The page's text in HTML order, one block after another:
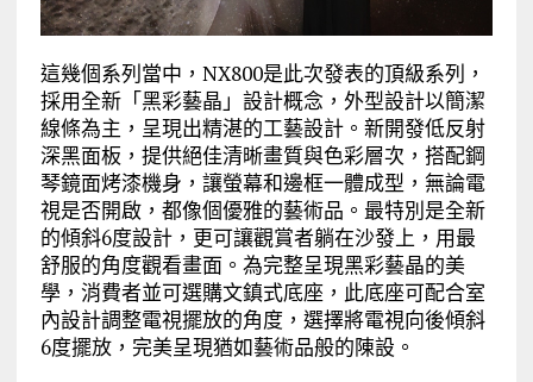
這幾個系列當中，NX800是此次發表的頂級系列，
採用全新「黑彩藝晶」設計概念，外型設計以簡潔
線條為主，呈現出精湛的工藝設計。新開發低反射
深黑面板，提供絕佳清晰畫質與色彩層次，搭配鋼
琴鏡面烤漆機身，讓螢幕和邊框一體成型，無論電
視是否開啟，都像個優雅的藝術品。最特別是全新
的傾斜6度設計，更可讓觀賞者躺在沙發上，用最
舒服的角度觀看畫面。為完整呈現黑彩藝晶的美
學，消費者並可選購文鎮式底座，此底座可配合室
內設計調整電視擺放的角度，選擇將電視向後傾斜
6度擺放，完美呈現猶如藝術品般的陳設。